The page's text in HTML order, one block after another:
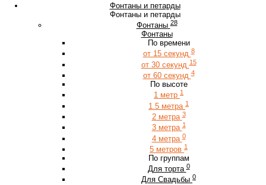
Фонтаны и петарды
Фонтаны и петарды
Фонтаны 28
Фонтаны
По времени
от 15 секунд 8
от 30 секунд 15
от 60 секунд 4
По высоте
1 метр 1
1.5 метра 1
2 метра 3
3 метра 1
4 метра 0
5 метров 1
По группам
Для торта 0
Для Свадьбы 0